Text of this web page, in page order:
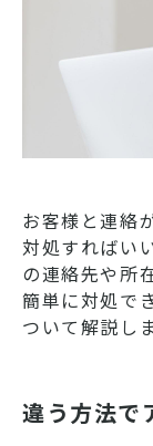
お客様と連絡
対処すればい
の連絡先や所
簡単に対処で
ついて解説しま
違う方法で